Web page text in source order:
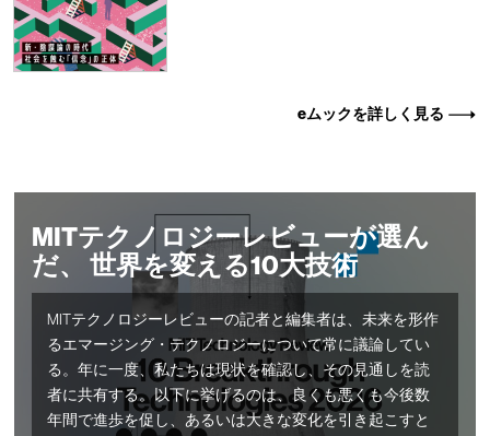
eムックを詳しく見る
MITテクノロジーレビューが選ん
だ、 世界を変える10大技術
MITテクノロジーレビューの記者と編集者は、未来を形作
るエマージング・テクノロジーについて常に議論してい
る。年に一度、私たちは現状を確認し、その見通しを読
者に共有する。以下に挙げるのは、良くも悪くも今後数
年間で進歩を促し、あるいは大きな変化を引き起こすと